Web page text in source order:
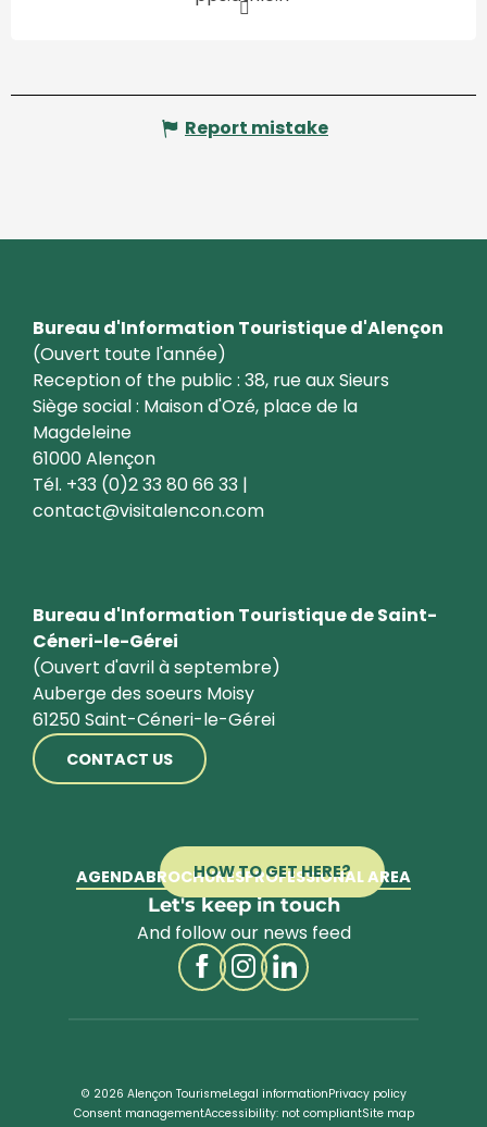
Report mistake
Bureau d'Information Touristique d'Alençon
(Ouvert toute l'année)
Reception of the public : 38, rue aux Sieurs
Siège social : Maison d'Ozé, place de la
Magdeleine
61000 Alençon
Tél. +33 (0)2 33 80 66 33 |
contact@visitalencon.com
Bureau d'Information Touristique de Saint-
Céneri-le-Gérei
(Ouvert d'avril à septembre)
Auberge des soeurs Moisy
61250 Saint-Céneri-le-Gérei
CONTACT US
HOW TO GET HERE?
AGENDABROCHURESPROFESSIONAL AREA
Let's keep in touch
And follow our news feed
© 2026 Alençon TourismeLegal informationPrivacy policy
Consent managementAccessibility: not compliantSite map